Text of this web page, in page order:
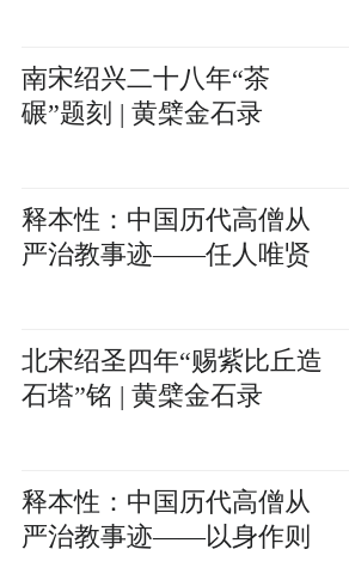
南宋绍兴二十八年“茶
碾”题刻 | 黄檗金石录
释本性：中国历代高僧从
严治教事迹——任人唯贤
北宋绍圣四年“赐紫比丘造
石塔”铭 | 黄檗金石录
释本性：中国历代高僧从
严治教事迹——以身作则